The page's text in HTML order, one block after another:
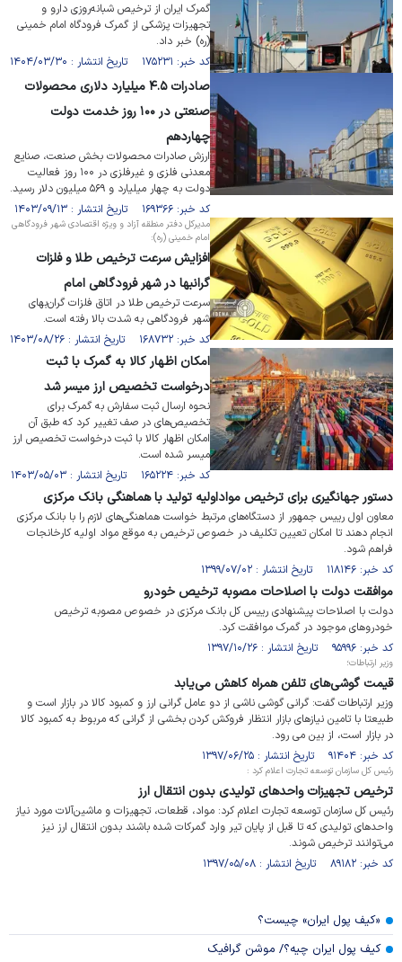
گمرک ایران از ترخیص شبانه‌روزی دارو و
تجهیزات پزشکی از گمرک فرودگاه امام خمینی
(ره) خبر داد.
کد خبر: ۱۷۵۲۳۱ تاریخ انتشار : ۱۴۰۴/۰۳/۳۰
صادرات ۴.۵ میلیارد دلاری محصولات
صنعتی در ۱۰۰ روز خدمت دولت
چهاردهم
ارزش صادرات محصولات بخش صنعت، صنایع
معدنی فلزی و غیرفلزی در ۱۰۰ روز فعالیت
دولت به چهار میلیارد و ۵۶۹ میلیون دلار رسید.
کد خبر: ۱۶۹۳۶۶ تاریخ انتشار : ۱۴۰۳/۰۹/۱۳
مدیرکل دفتر منطقه آزاد و ویژه اقتصادی شهر فرودگاهی
امام خمینی (ره):
افزایش سرعت ترخیص طلا و فلزات
گرانبها در شهر فرودگاهی امام
سرعت ترخیص طلا در اتاق فلزات گران‌بهای
شهر فرودگاهی به شدت بالا رفته است.
کد خبر: ۱۶۸۷۳۲ تاریخ انتشار : ۱۴۰۳/۰۸/۲۶
امکان اظهار کالا به گمرک با ثبت
درخواست تخصیص ارز میسر شد
نحوه ارسال ثبت سفارش به گمرک برای
تخصیص‌های در صف تغییر کرد که طبق آن
امکان اظهار کالا با ثبت درخواست تخصیص ارز
میسر شده است.
کد خبر: ۱۶۵۲۲۴ تاریخ انتشار : ۱۴۰۳/۰۵/۰۳
دستور جهانگیری برای ترخیص مواداولیه تولید با هماهنگی بانک مرکزی
معاون اول رییس جمهور از دستگاه‌های مرتبط خواست هماهنگی‌های لازم را با بانک مرکزی
انجام دهند تا امکان تعیین تکلیف در خصوص ترخیص به موقع مواد اولیه کارخانجات
فراهم شود.
کد خبر: ۱۱۸۱۴۶ تاریخ انتشار : ۱۳۹۹/۰۷/۰۲
موافقت دولت با اصلاحات مصوبه ترخیص خودرو
دولت با اصلاحات پیشنهادی رییس کل بانک مرکزی در خصوص مصوبه ترخیص
خودروهای موجود در گمرک موافقت کرد.
کد خبر: ۹۵۹۹۶ تاریخ انتشار : ۱۳۹۷/۱۰/۲۶
وزیر ارتباطات؛
قیمت گوشی‌های تلفن همراه کاهش می‌یابد
وزیر ارتباطات گفت: گرانی گوشی ناشی از دو عامل گرانی ارز و کمبود کالا در بازار است و
طبیعتا با تامین نیازهای بازار انتظار فروکش کردن بخشی از گرانی که مربوط به کمبود کالا
در بازار است، از بین می رود.
کد خبر: ۹۱۴۰۴ تاریخ انتشار : ۱۳۹۷/۰۶/۲۵
رئیس ­کل سازمان توسعه تجارت اعلام کرد :
ترخیص تجهیزات واحدهای تولیدی بدون انتقال ارز
رئیس ­کل سازمان توسعه تجارت اعلام کرد: مواد، قطعات، تجهیزات و ماشین‌آلات مورد نیاز
واحدهای تولیدی که تا قبل از پایان تیر وارد گمرکات شده باشند بدون انتقال ارز نیز
می‌توانند ترخیص شوند.
کد خبر: ۸۹۱۸۲ تاریخ انتشار : ۱۳۹۷/۰۵/۰۸
«کیف پول ایران» چیست؟
کیف پول ایران چیه؟/ موشن گرافیک